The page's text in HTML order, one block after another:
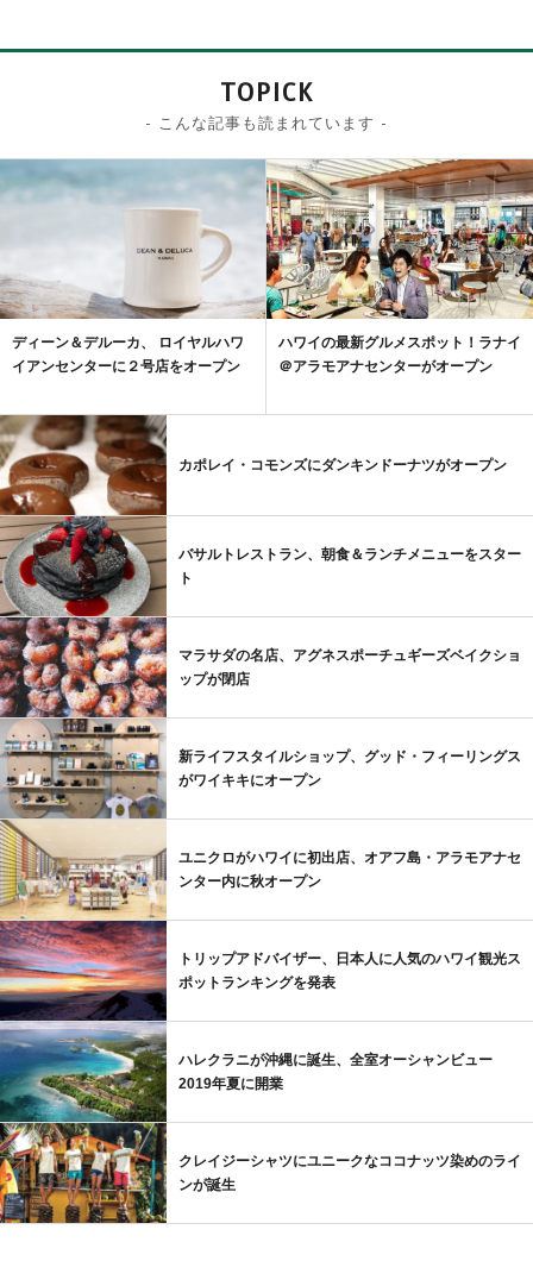
TOPICK
- こんな記事も読まれています -
ディーン＆デルーカ、 ロイヤルハワ
イアンセンターに２号店をオープン
ハワイの最新グルメスポット！ラナイ
＠アラモアナセンターがオープン
カポレイ・コモンズにダンキンドーナツがオープン
バサルトレストラン、朝食＆ランチメニューをスター
ト
マラサダの名店、アグネスポーチュギーズベイクショ
ップが閉店
新ライフスタイルショップ、グッド・フィーリングス
がワイキキにオープン
ユニクロがハワイに初出店、オアフ島・アラモアナセ
ンター内に秋オープン
トリップアドバイザー、日本人に人気のハワイ観光ス
ポットランキングを発表
ハレクラニが沖縄に誕生、全室オーシャンビュー
2019年夏に開業
クレイジーシャツにユニークなココナッツ染めのライ
ンが誕生